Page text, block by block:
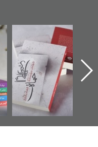
"حماة الباب الأخير":
الإصدار الأول عن
اعتصام الدراز
وأحداث ساحة
الفداء لمركز أوال
للدراسات والتوثيق